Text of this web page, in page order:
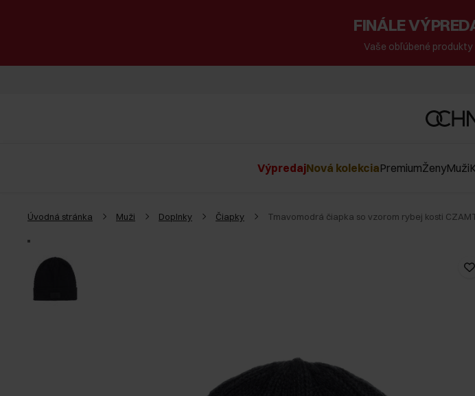
FINÁLE
Vaše obľúbené
VýpredajNová kolekciaPremiumŽenyMuži
Úvodná stránka Muži Doplnky Čiapky Tmavomodrá čiapka so vzorom rybej kosti